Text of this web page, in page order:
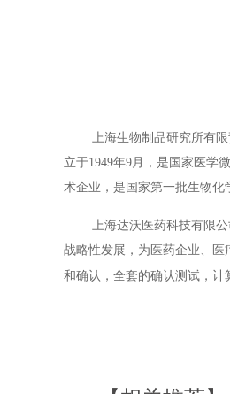
上海生物制品研究所有限责
立于1949年9月，是国家医学
术企业，是国家第一批生物化
上海达沃医药科技有限公司
战略性发展，为医药企业、医
和确认，全套的确认测试，计